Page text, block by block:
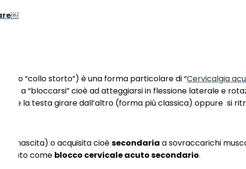
o “collo storto”) è una forma particolare di “Cervicalgia
a “bloccarsi” cioè ad atteggiarsi in flessione laterale e
la testa girare dall’altro (forma più classica) oppure si
nascita) o acquisita cioèsecondaria a sovraccarichi
come blocco cervicale acuto secondario.